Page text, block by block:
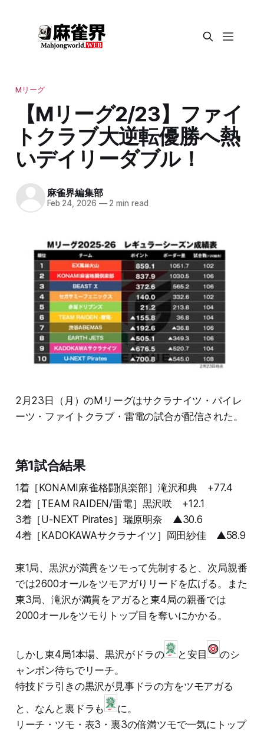
Mリーグ
【Mリーグ2/23】ファイ
トクラブ大逆転優勝へ熱
いデイリーダブル！
麻雀界編集部
Feb 24, 2026 —2 min read
2月23日（月）のMリーグはサクラナイツ・パイレ
ーツ・ファイトクラブ・雷電の試合が配信された。
第1試合結果
1着［KONAMI麻雀格闘倶楽部］滝沢和典 +77.4
2着［TEAM RAIDEN/雷電］黒沢咲 +12.1
3着［U-NEXT Pirates］瑞原明奈 ▲30.6
4着［KADOKAWAサクラナイツ］岡田紗佳 ▲58.9
東1局、黒沢が満貫をツモって先制すると、次局親番
では2600オールをツモアガりリードを広げる。また
東3局、滝沢が満貫をアガると東4局の親番では
2000オールをツモりトップ目を奪いにかかる。
しかし東4局1本場、黒沢がドラの と安目
のシ
ャンポン待ちでリーチ。
特技ドラ引きの黒沢が見事ドラの方をツモアガる
と、なんと裏ドラも
に。
リーチ・ツモ・表3・裏3の倍満ツモで一気にトップ